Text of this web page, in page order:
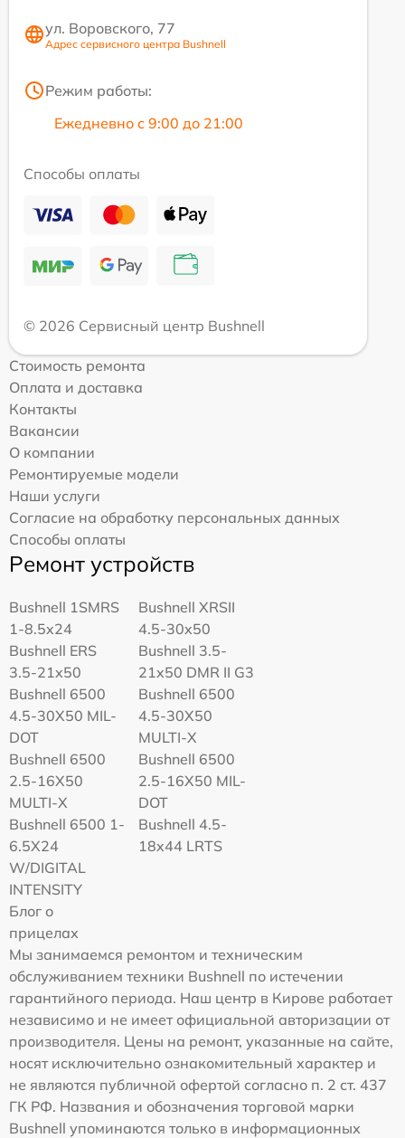
ул. Воровского, 77
Адрес сервисного центра Bushnell
Режим работы:
Ежедневно с 9:00 до 21:00
Способы оплаты
© 2026 Сервисный центр Bushnell
Стоимость ремонта
Оплата и доставка
Контакты
Вакансии
О компании
Ремонтируемые модели
Наши услуги
Согласие на обработку персональных данных
Способы оплаты
Ремонт устройств
Bushnell 1SMRS
1-8.5x24
Bushnell XRSII
4.5-30x50
Bushnell ERS
3.5-21x50
Bushnell 3.5-
21x50 DMR II G3
Bushnell 6500
4.5-30X50 MIL-
DOT
Bushnell 6500
4.5-30X50
MULTI-X
Bushnell 6500
2.5-16X50
MULTI-X
Bushnell 6500
2.5-16X50 MIL-
DOT
Bushnell 6500 1-
6.5X24
W/DIGITAL
INTENSITY
Bushnell 4.5-
18x44 LRTS
Блог о
прицелах
Мы занимаемся ремонтом и техническим
обслуживанием техники Bushnell по истечении
гарантийного периода. Наш центр в Кирове работает
независимо и не имеет официальной авторизации от
производителя. Цены на ремонт, указанные на сайте,
носят исключительно ознакомительный характер и
не являются публичной офертой согласно п. 2 ст. 437
ГК РФ. Названия и обозначения торговой марки
Bushnell упоминаются только в информационных